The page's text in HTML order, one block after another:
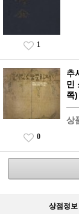
1
추
민
쪽)
상
0
상점정보